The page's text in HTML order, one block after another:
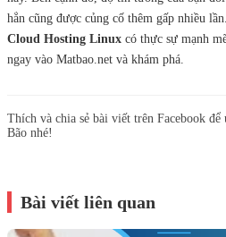
hẳn cũng được củng cố thêm gấp nhiều
Cloud Hosting Linux có thực sự mạnh
ngay vào Matbao.net và khám phá.
Thích và chia sẻ bài viết trên Facebook
Bão nhé!
Bài viết liên quan